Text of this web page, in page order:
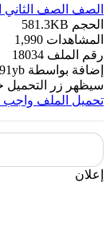
الصف الصف الثاني
الحجم 581.3KB
المشاهدات 1,990
رقم الملف 18034
إضافة بواسطة
سيظهر زر التحميل
تحميل الملف واجب
إعلان